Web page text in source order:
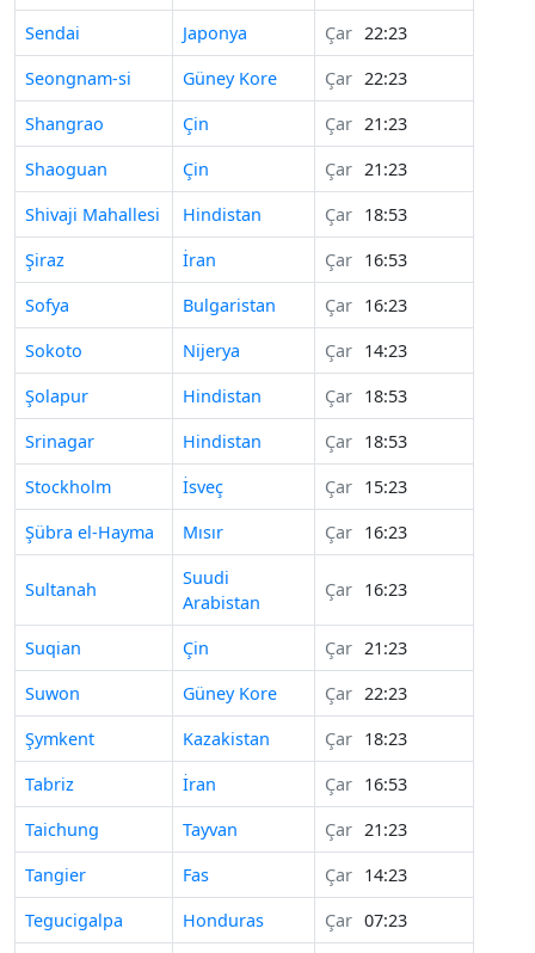
Sendai Japonya Çar 22:23
Seongnam-si
Güney Kore Çar 22:23
Shangrao
Çin Çar 21:23
Shaoguan
Çin Çar 21:23
Shivaji Mahallesi
Hindistan Çar 18:53
Şiraz
İran Çar 16:53
Sofya
Bulgaristan Çar 16:23
Sokoto
Nijerya Çar 14:23
Şolapur
Hindistan Çar 18:53
Srinagar
Hindistan Çar 18:53
Stockholm
İsveç Çar 15:23
Şübra el-Hayma
Mısır Çar 16:23
Sultanah
Suudi
Arabistan
Çar 16:23
Suqian Çin Çar 21:23
Suwon
Güney Kore Çar 22:23
Şymkent
Kazakistan Çar 18:23
Tabriz
İran Çar 16:53
Taichung
Tayvan Çar 21:23
Tangier
Fas Çar 14:23
Tegucigalpa
Honduras Çar 07:23